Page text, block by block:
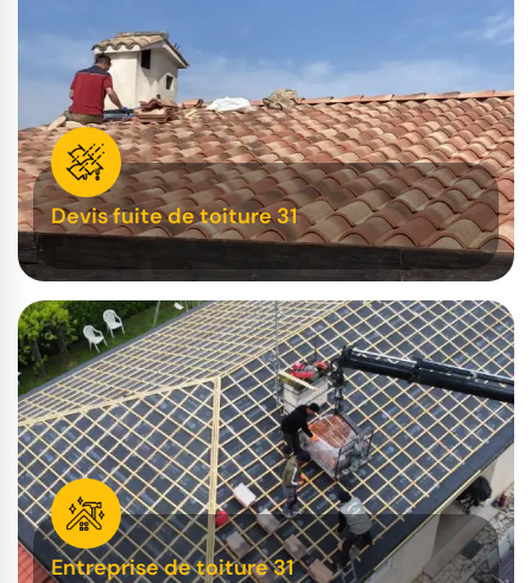
Devis fuite de toiture 31
Entreprise de toiture 31